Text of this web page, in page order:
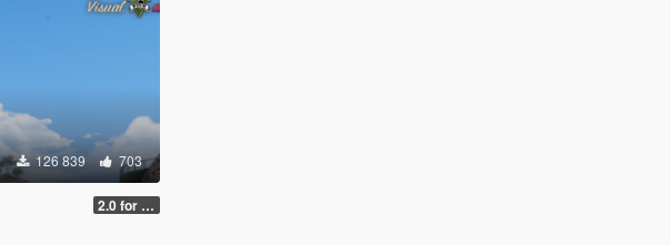
126 839 703
2.0 for SP (FINAL)